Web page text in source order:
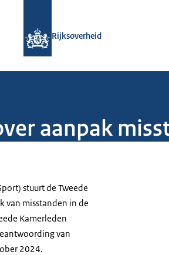
Rijksoverheid
aanpak
stuurt de Tweede
van misstanden in de
Kamerleden
van
2024.